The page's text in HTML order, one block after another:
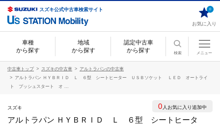
スズキ公式中古車検索サイト
お気に入り
0
車種
から探す
地域
から探す
認定中古車
から探す
検索 メニュー
中古車トップ スズキの中古車
アルトラパンの中古車
アルトラパン ＨＹＢＲＩＤ Ｌ ６型 シートヒーター ＵＳＢソケット ＬＥＤ オートライ
ト プッシュスタート オ ...
スズキ
アルトラパン ＨＹＢＲＩＤ Ｌ ６型 シートヒータ
0 人お気に入り追加中